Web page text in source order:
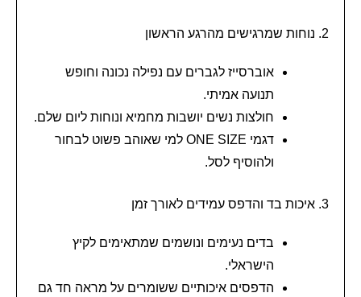
2. נוחות שמרגישים מהרגע הראשון
אוברסייז לגברים עם נפילה נכונה וחופש
תנועה אמיתי.
חולצות נשים יושבות מחמיא ונוחות ליום שלם.
דגמי ONE SIZE למי שאוהב פשוט לבחור
ולהוסיף לסל.
3. איכות בד והדפס עמידים לאורך זמן
בדים נעימים ונושמים שמתאימים לקיץ
הישראלי.
הדפסים איכותיים ששומרים על מראה חד גם